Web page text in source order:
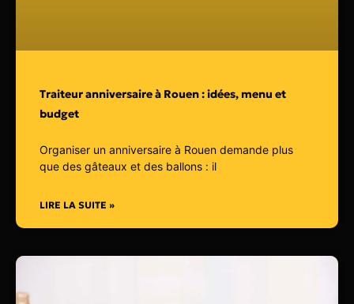
Traiteur anniversaire à Rouen : idées, menu et
budget
Organiser un anniversaire à Rouen demande plus
que des gâteaux et des ballons : il
LIRE LA SUITE »